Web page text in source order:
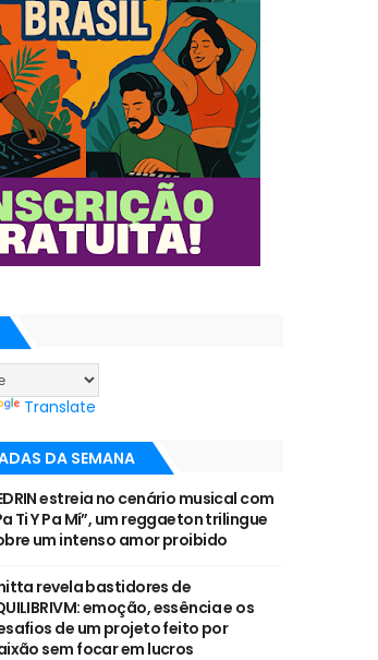
Translate
DA SEMANA
estreia no cenário musical com
Ti Y Pa Mí”, um reggaeton trilingue
um intenso amor proibido
revela bastidores de
emoção, essência e os
de um projeto feito por
sem focar em lucros